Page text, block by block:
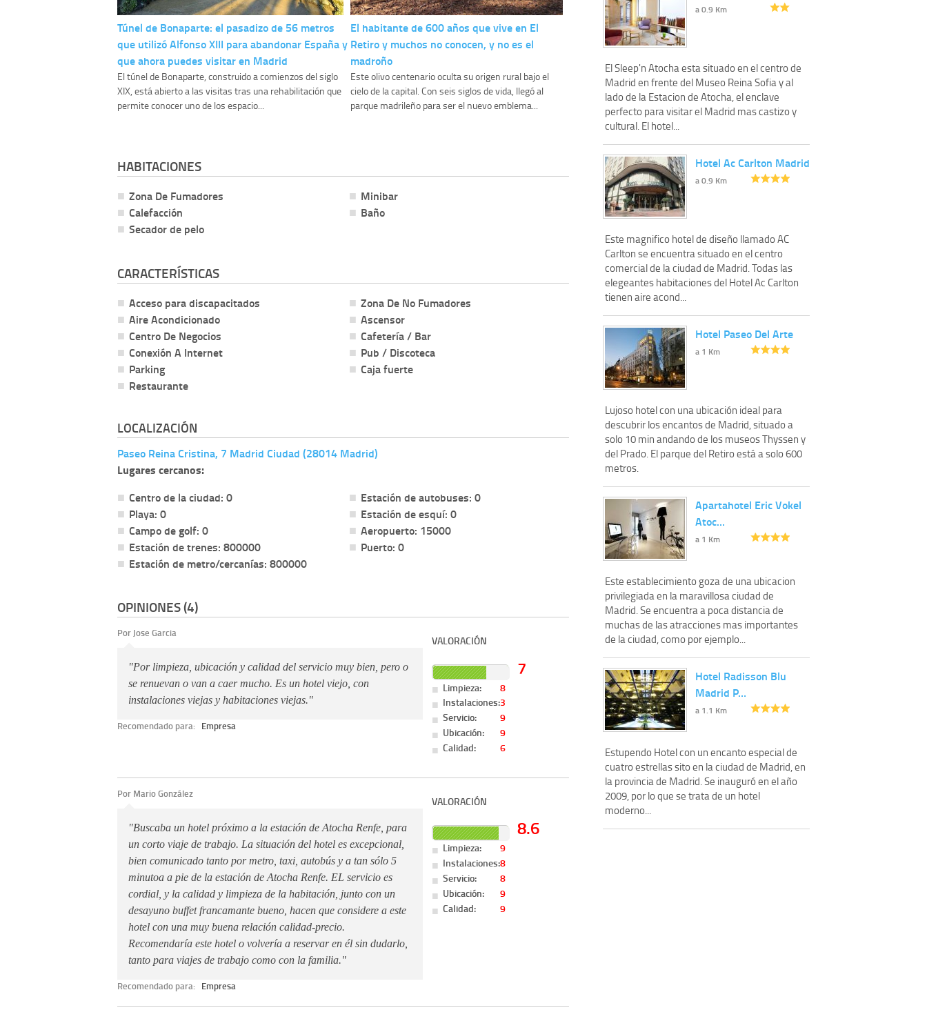
Túnel de Bonaparte: el pasadizo de 56 metros
que utilizó Alfonso XIII para abandonar España y
que ahora puedes visitar en Madrid
El túnel de Bonaparte, construido a comienzos del siglo
XIX, está abierto a las visitas tras una rehabilitación que
permite conocer uno de los espacio...
El habitante de 600 años que vive en El
Retiro y muchos no conocen, y no es el
madroño
Este olivo centenario oculta su origen rural bajo el
cielo de la capital. Con seis siglos de vida, llegó al
parque madrileño para ser el nuevo emblema...
HABITACIONES
Zona De Fumadores
Calefacción
Secador de pelo
Minibar
Baño
CARACTERÍSTICAS
Acceso para discapacitados
Aire Acondicionado
Centro De Negocios
Conexión A Internet
Parking
Restaurante
Zona De No Fumadores
Ascensor
Cafetería / Bar
Pub / Discoteca
Caja fuerte
LOCALIZACIÓN
Paseo Reina Cristina, 7 Madrid Ciudad (28014 Madrid)
Lugares cercanos:
Centro de la ciudad: 0
Playa: 0
Campo de golf: 0
Estación de trenes: 800000
Estación de metro/cercanías: 800000
Estación de autobuses: 0
Estación de esquí: 0
Aeropuerto: 15000
Puerto: 0
OPINIONES (4)
Por Jose Garcia
"Por limpieza, ubicación y calidad del servicio muy bien, pero o
se renuevan o van a caer mucho. Es un hotel viejo, con
instalaciones viejas y habitaciones viejas."
Recomendado para: Empresa
VALORACIÓN
7
Limpieza:
8
Instalaciones:3
Servicio:
9
Ubicación:
9
Calidad:
6
Por Mario González
"Buscaba un hotel próximo a la estación de Atocha Renfe, para
un corto viaje de trabajo. La situación del hotel es excepcional,
bien comunicado tanto por metro, taxi, autobús y a tan sólo 5
minutoa a pie de la estación de Atocha Renfe. EL servicio es
cordial, y la calidad y limpieza de la habitación, junto con un
desayuno buffet francamante bueno, hacen que considere a este
hotel con una muy buena relación calidad-precio.
Recomendaría este hotel o volvería a reservar en él sin dudarlo,
tanto para viajes de trabajo como con la familia."
Recomendado para: Empresa
VALORACIÓN
8.6
Limpieza:
9
Instalaciones:8
Servicio:
8
Ubicación:
9
Calidad:
9
a 0.9 Km
El Sleep'n Atocha esta situado en el centro de
Madrid en frente del Museo Reina Sofia y al
lado de la Estacion de Atocha, el enclave
perfecto para visitar el Madrid mas castizo y
cultural. El hotel...
Hotel Ac Carlton Madrid
a 0.9 Km
Este magnifico hotel de diseño llamado AC
Carlton se encuentra situado en el centro
comercial de la ciudad de Madrid. Todas las
elegeantes habitaciones del Hotel Ac Carlton
tienen aire acond...
Hotel Paseo Del Arte
a 1 Km
Lujoso hotel con una ubicación ideal para
descubrir los encantos de Madrid, situado a
solo 10 min andando de los museos Thyssen y
del Prado. El parque del Retiro está a solo 600
metros.
Apartahotel Eric Vokel
Atoc…
a 1 Km
Este establecimiento goza de una ubicacion
privilegiada en la maravillosa ciudad de
Madrid. Se encuentra a poca distancia de
muchas de las atracciones mas importantes
de la ciudad, como por ejemplo...
Hotel Radisson Blu
Madrid P…
a 1.1 Km
Estupendo Hotel con un encanto especial de
cuatro estrellas sito en la ciudad de Madrid, en
la provincia de Madrid. Se inauguró en el año
2009, por lo que se trata de un hotel
moderno...